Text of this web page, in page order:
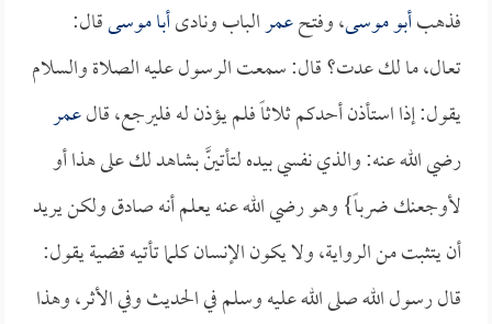
فذهبأبو موسى، وفتحعمرالباب ونادىأبا موسىقال:
تعال، ما لك عدت؟ قال: سمعت الرسول عليه الصلاة والسلام
يقول: إذا استأذن أحدكم ثلاثاً فلم يؤذن له فليرجع، قالعمر
رضي الله عنه: والذي نفسي بيده لتأتينَّ بشاهد لك على هذا أو
لأوجعنك ضرباً} وهو رضي الله عنه يعلم أنه صادق ولكن يريد
أن يتثبت من الرواية، ولا يكون الإنسان كلما تأتيه قضية يقول:
قال رسول الله صلى الله عليه وسلم في الحديث وفي الأثر، وهذا